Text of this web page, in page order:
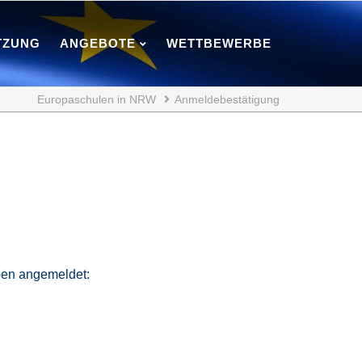
ANGEBOTE WETTBEWERBE
Europaschulen in NRW Anmeldebestätigung
angemeldet: